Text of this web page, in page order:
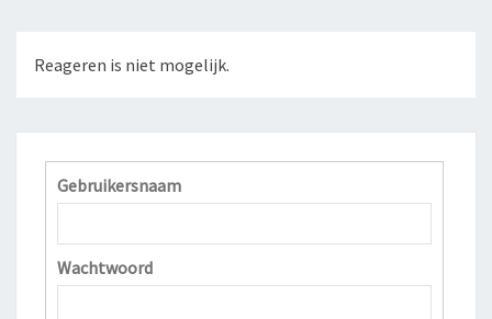
Reageren is niet mogelijk.
Gebruikersnaam
Wachtwoord